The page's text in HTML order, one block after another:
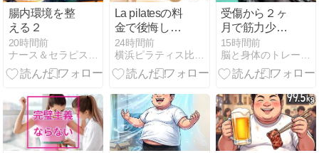
95.9kgへ！
腸内環境を整
える２
20時間前
La pilatesの料
金で後悔しな
いために｜入
会金0円の条
件と解約ルー
24時間前
受傷から２ヶ
月で筋力少し
向上！
15時間前